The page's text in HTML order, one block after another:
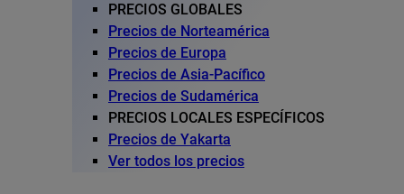
PRECIOS GLOBALES
Precios de Norteamérica
Precios de Europa
Precios de Asia-Pacífico
Precios de Sudamérica
PRECIOS LOCALES ESPECÍFICOS
Precios de Yakarta
Ver todos los precios